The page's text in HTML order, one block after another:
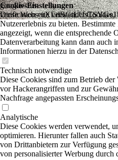
Cookie-Einstellungen
Diese Webseite verwendet
Nutzererlebnis zu bieten.
angezeigt, wenn die entsprechende
Datenverarbeitung kann dann auch
Informationen hierzu in der
Technisch notwendige
Diese Cookies sind zum Betrieb
vor Hackerangriffen und zur
Nachfrage angepassten
Analytische
Diese Cookies werden verwendet,
optimieren. Hierunter fallen auch
von Drittanbietern zur Verfügung
von personalisierter Werbung
google-site-